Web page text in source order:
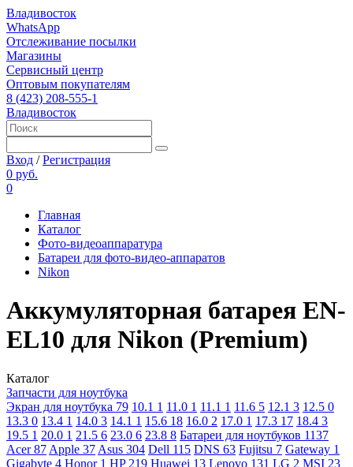
Владивосток
WhatsApp
Отслеживание посылки
Магазины
Сервисный центр
Оптовым покупателям
8 (423) 208-555-1
Владивосток
Вход /Регистрация
0 руб.
0
Главная
Каталог
Фото-видеоаппаратура
Батареи для фото-видео-аппаратов
Nikon
Аккумуляторная батарея EN-
EL10 для Nikon (Premium)
Каталог
Запчасти для ноутбука
Экран для ноутбука 79 10.1 1 11.0 1 11.1 1 11.6 5 12.1 3 12.5 0
13.3 0 13.4 1 14.0 3 14.1 1 15.6 18 16.0 2 17.0 1 17.3 17 18.4 3
19.5 1 20.0 1 21.5 6 23.0 6 23.8 8 Батареи для ноутбуков 1137
Acer87 Apple 37 Asus 304 Dell 115 DNS 63 Fujitsu 7 Gateway 1
Gigabyte 4 Honor 1 HP 219 Huawei 13 Lenovo 131 LG 2 MSI 23